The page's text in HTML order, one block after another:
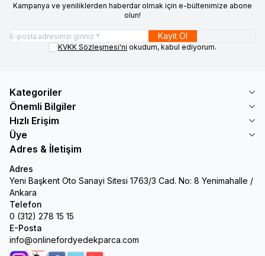
Kampanya ve yeniliklerden haberdar olmak için e-bültenimize abone
olun!
Kayıt Ol
KVKK Sözleşmesi'ni okudum, kabul ediyorum.
Kategoriler
Önemli Bilgiler
Hızlı Erişim
Üye
Adres & İletişim
Adres
Yeni Başkent Oto Sanayi Sitesi 1763/3 Cad. No: 8 Yenimahalle /
Ankara
Telefon
0 (312) 278 15 15
E-Posta
info@onlinefordyedekparca.com